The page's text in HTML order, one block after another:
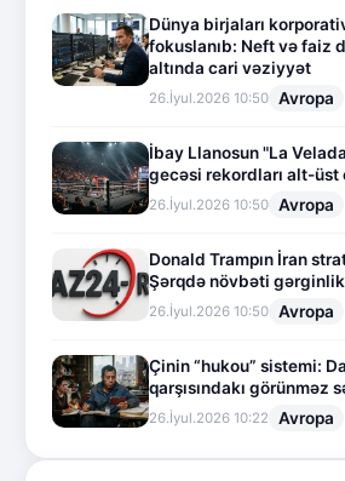
Dünya birjaları
fokuslanıb: Neft və faiz
altında cari vəziyyət
26.İyul.2026 10:50 Avropa
İbay Llanosun "La
gecəsi rekordları alt-üst
26.İyul.2026 10:50 Avropa
Donald Trampın İran
Şərqdə növbəti
26.İyul.2026 10:50 Avropa
Çinin “hukou” sistemi:
qarşısındakı görünməz
26.İyul.2026 10:22 Avropa